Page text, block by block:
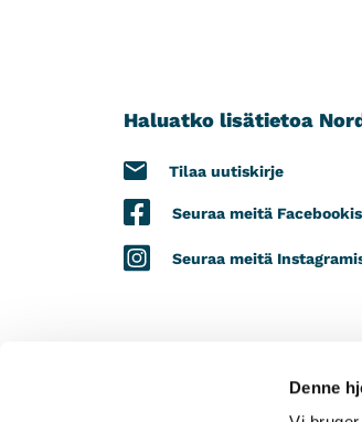
Denne
Haluatko lisätietoa
Tilaa uutiskirje
Seuraa meitä
Seuraa meitä